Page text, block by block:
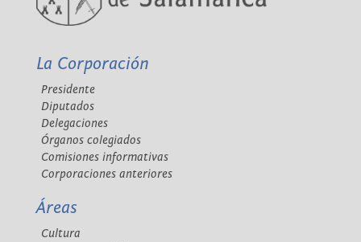
La Corporación
Presidente
Diputados
Delegaciones
Órganos colegiados
Comisiones informativas
Corporaciones anteriores
Áreas
Cultura